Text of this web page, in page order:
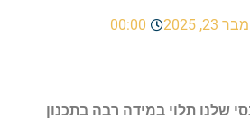
2025
00:00
שלנו תלוי במידה רבה בתכנון